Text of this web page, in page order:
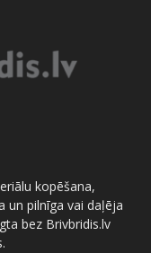
kopēšana,
un pilnīga vai daļēja
bez Brivbridis.lv